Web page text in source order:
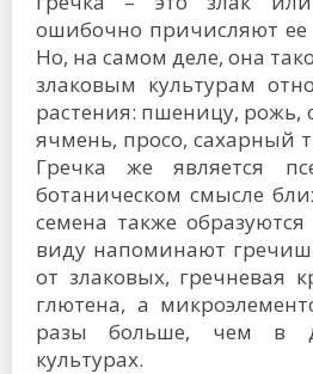
ошибочно причисляют ее
Но, на самом деле, она
злаковым культурам
растения: пшеницу, рожь,
ячмень, просо, сахарный
Гречка же является
ботаническом смысле
семена также
виду напоминают
от злаковых, гречневая
глютена, а
разы больше, чем в
культурах.